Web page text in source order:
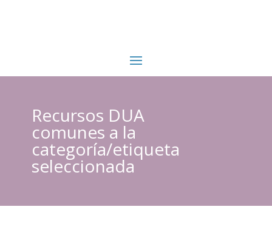
Recursos DUA
comunes a la
categoría/etiqueta
seleccionada